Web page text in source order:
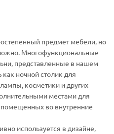
предмет мебели, но
Многофункциональные
представленные в нашем
ночной столик для
косметики и других
местами для
во внутренние
используется в дизайне,